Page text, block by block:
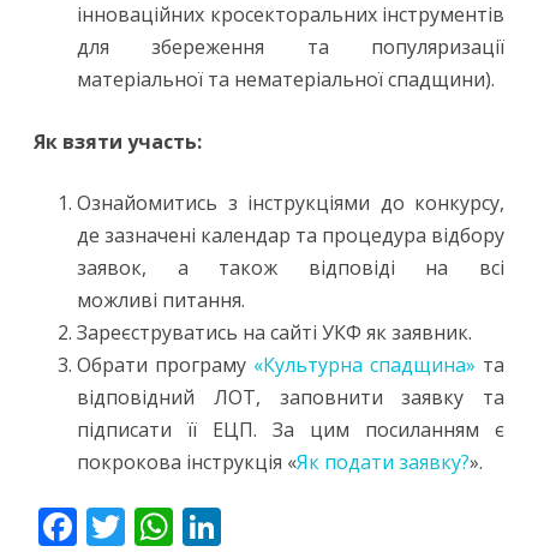
інноваційних кросекторальних інструментів
для збереження та популяризації
матеріальної та нематеріальної спадщини).
Як взяти участь:
Ознайомитись з інструкціями до конкурсу,
де зазначені календар та процедура відбору
заявок, а також відповіді на всі
можливі питання.
Зареєструватись на сайті УКФ як заявник.
Обрати програму «Культурна спадщина» та
відповідний ЛОТ, заповнити заявку та
підписати її ЕЦП. За цим посиланням є
покрокова інструкція «Як подати заявку?».
F T W